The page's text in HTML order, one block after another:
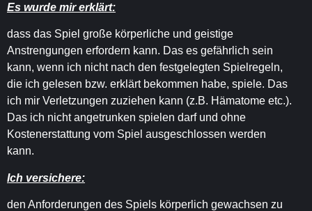
Es wurde mir erklärt:
dass das Spiel große körperliche und geistige
Anstrengungen erfordern kann. Das es gefährlich sein
kann, wenn ich nicht nach den festgelegten Spielregeln,
die ich gelesen bzw. erklärt bekommen habe, spiele. Das
ich mir Verletzungen zuziehen kann (z.B. Hämatome etc.).
Das ich nicht angetrunken spielen darf und ohne
Kostenerstattung vom Spiel ausgeschlossen werden
kann.
Ich versichere:
den Anforderungen des Spiels körperlich gewachsen zu